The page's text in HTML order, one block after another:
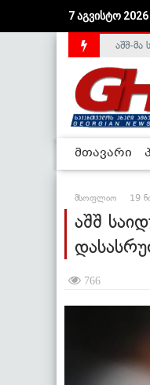
7 აგვისტო 2026
აშშ-მა
მთავარი
მსოფლიო 19
აშშ
766